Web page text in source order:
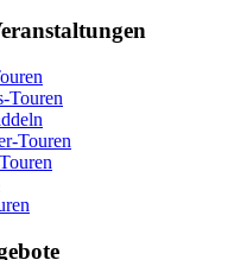
Touren
Touren